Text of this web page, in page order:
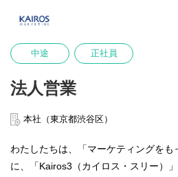
中途 正社員
法人営業
本社（東京都渋谷区）
わたしたちは、「マーケティングを
に、「Kairos3（カイロス・スリー）